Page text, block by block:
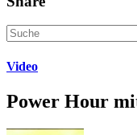
Video
Power Hour